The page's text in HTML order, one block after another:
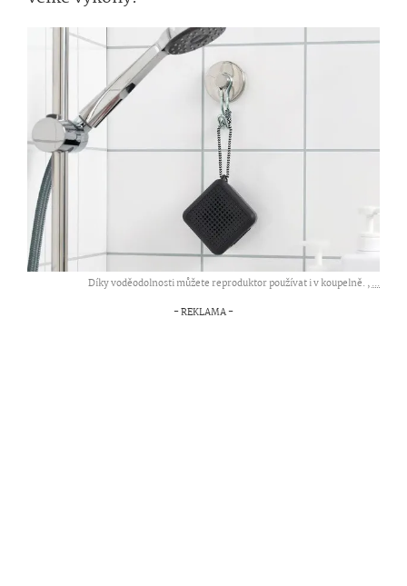
Díky voděodolnosti můžete reproduktor používat i v koupelně. ,...